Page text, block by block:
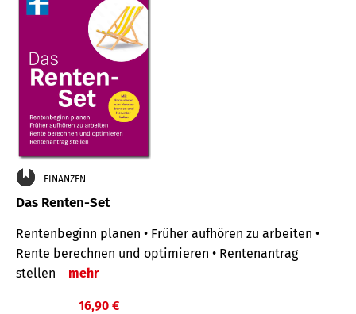
FINANZEN
Das Renten-Set
Rentenbeginn planen • Früher aufhören zu arbeiten •
Rente berechnen und optimieren • Rentenantrag
stellen
mehr
16,90 €